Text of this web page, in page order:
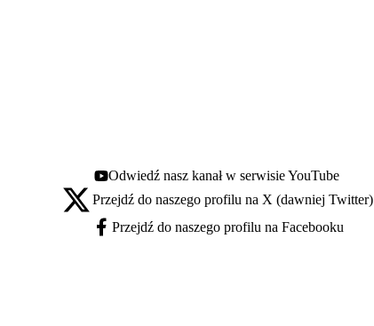
Youtube - otwiera się w nowej karcie
Odwiedź nasz kanał w serwisie YouTube
X - otwiera się w nowej karcie
Przejdź do naszego profilu na X (dawniej Twitter)
Facebook - otwiera się w nowej karcie
Przejdź do naszego profilu na Facebooku